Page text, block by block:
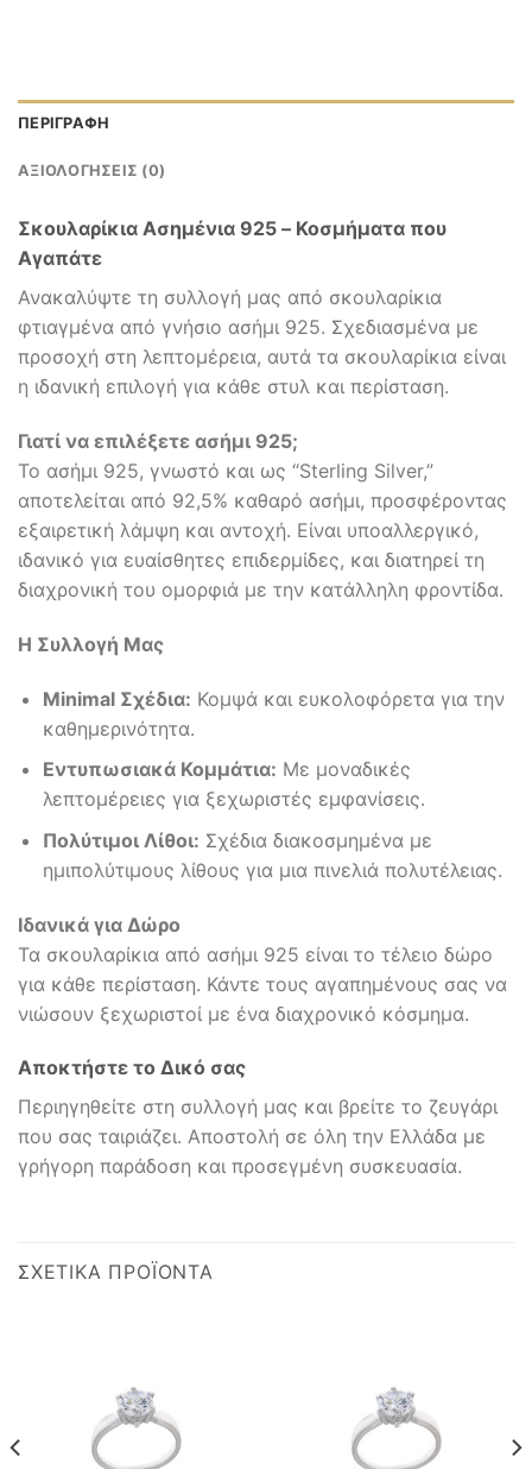
ΠΕΡΙΓΡΑΦΉ
ΑΞΙΟΛΟΓΉΣΕΙΣ (0)
Σκουλαρίκια Ασημένια 925 – Κοσμήματα που
Αγαπάτε
Ανακαλύψτε τη συλλογή μας από σκουλαρίκια
φτιαγμένα από γνήσιο ασήμι 925. Σχεδιασμένα με
προσοχή στη λεπτομέρεια, αυτά τα σκουλαρίκια είναι
η ιδανική επιλογή για κάθε στυλ και περίσταση.
Γιατί να επιλέξετε ασήμι 925;
Το ασήμι 925, γνωστό και ως “Sterling Silver,”
αποτελείται από 92,5% καθαρό ασήμι, προσφέροντας
εξαιρετική λάμψη και αντοχή. Είναι υποαλλεργικό,
ιδανικό για ευαίσθητες επιδερμίδες, και διατηρεί τη
διαχρονική του ομορφιά με την κατάλληλη φροντίδα.
Η Συλλογή Μας
Minimal Σχέδια: Κομψά και ευκολοφόρετα για την
καθημερινότητα.
Εντυπωσιακά Κομμάτια: Με μοναδικές
λεπτομέρειες για ξεχωριστές εμφανίσεις.
Πολύτιμοι Λίθοι: Σχέδια διακοσμημένα με
ημιπολύτιμους λίθους για μια πινελιά πολυτέλειας.
Ιδανικά για Δώρο
Τα σκουλαρίκια από ασήμι 925 είναι το τέλειο δώρο
για κάθε περίσταση. Κάντε τους αγαπημένους σας να
νιώσουν ξεχωριστοί με ένα διαχρονικό κόσμημα.
Αποκτήστε το Δικό σας
Περιηγηθείτε στη συλλογή μας και βρείτε το ζευγάρι
που σας ταιριάζει. Αποστολή σε όλη την Ελλάδα με
γρήγορη παράδοση και προσεγμένη συσκευασία.
ΣΧΕΤΙΚΆ ΠΡΟΪΌΝΤΑ